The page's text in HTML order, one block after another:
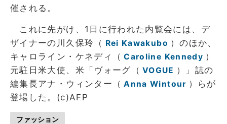
催される。
これに先がけ、1日に行われた内覧会には、デ
ザイナーの川久保玲（ Rei Kawakubo ）のほか、
キャロライン・ケネディ（ Caroline Kennedy ）
元駐日米大使、米「ヴォーグ（ VOGUE ）」誌の
編集長アナ・ウィンター（ Anna Wintour ）らが
登場した。(c)AFP
ファッション